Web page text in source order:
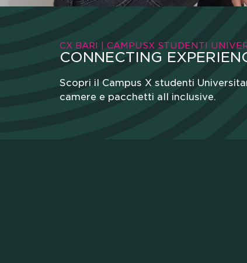
CX BARI | CAMPUSX STUDENTI
CONNECTING
Scopri il Campus X studenti
camere e pacchetti all inclusive.